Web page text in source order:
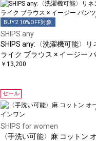
BUY2 10%OFF対象
SHIPS any
SHIPS any:〈洗濯機可能〉リ
ライク ブラウス × イージー
ツ セットアップ
￥13,200
セール
SHIPS for women
〈手洗い可能〉麻 コットン